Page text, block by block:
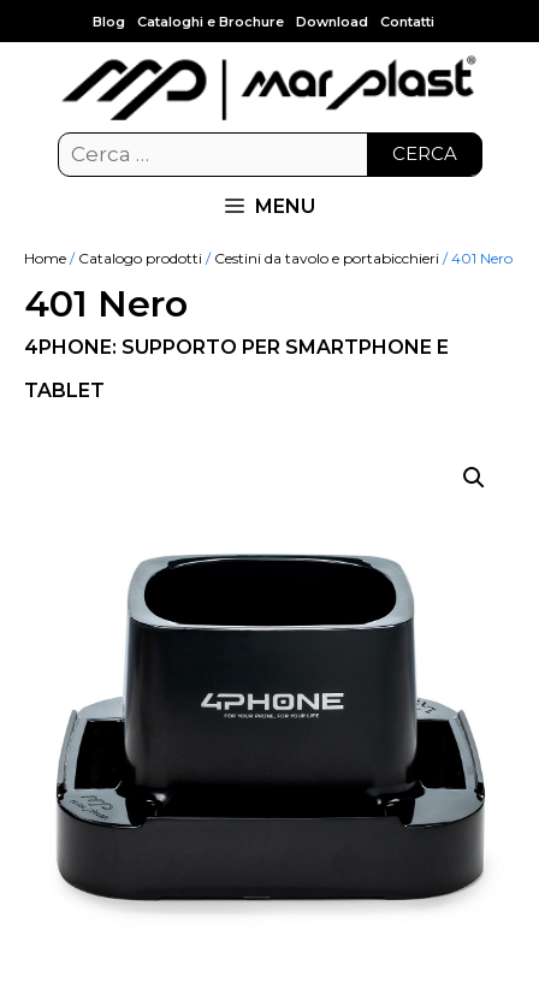
Blog Cataloghi e Brochure Download Contatti
CERCA
MENU
Home / Catalogo prodotti / Cestini da tavolo e portabicchieri / 401 Nero
401 Nero
4PHONE: SUPPORTO PER SMARTPHONE E
TABLET